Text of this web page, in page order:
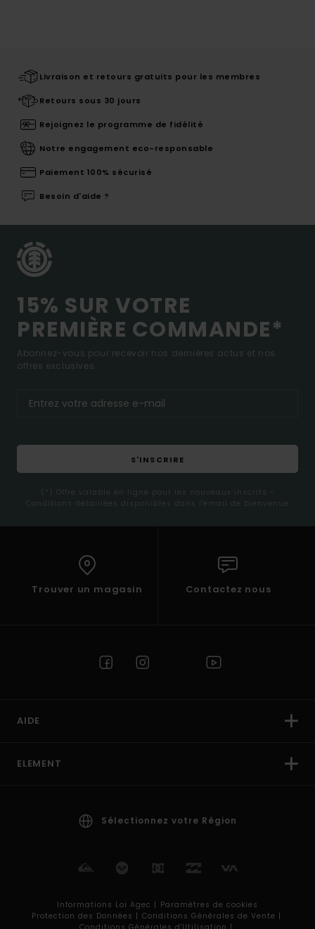
Livraison et retours gratuits pour les membres
Retours sous 30 jours
Rejoignez le programme de fidélité
Notre engagement eco-responsable
Paiement 100% sécurisé
Besoin d'aide ?
15% SUR VOTRE
PREMIÈRE COMMANDE*
Abonnez-vous pour recevoir nos dernières actus et nos
offres exclusives.
S'INSCRIRE
(*) Offre valable en ligne pour les nouveaux inscrits -
Conditions détaillées disponibles dans l'email de bienvenue
Trouver un magasin Contactez nous
AIDE
ELEMENT
Sélectionnez votre Région
Informations Loi Agec | Paramètres de cookies
Protection des Données | Conditions Générales de Vente |